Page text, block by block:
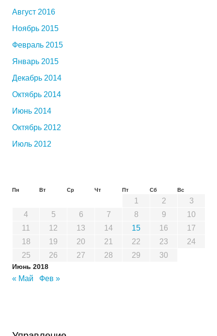
Август 2016
Ноябрь 2015
Февраль 2015
Январь 2015
Декабрь 2014
Октябрь 2014
Июнь 2014
Октябрь 2012
Июль 2012
Июнь 2018
Пн Вт Ср Чт Пт Сб Вс
1 2
3
4
5 6 7 8 9
10
11
12 13 14 15 16
17
18
19 20 21 22 23
24
25
26 27 28 29 30
« Май Фев »